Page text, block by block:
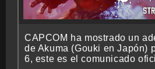
CAPCOM ha mostrado un
de Akuma (Gouki en Japón)
6, este es el comunicado